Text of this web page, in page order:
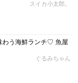
スイカ小太郎。
わう海鮮ランチ♡ 魚屋
ぐるみちゃん